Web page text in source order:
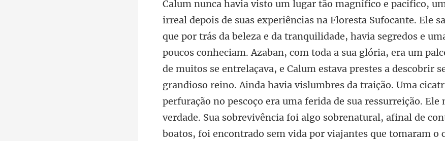
elaçava, e Calum estava prestes a descobrir
grandioso reino. Ainda havia vislumbres da traição. Uma
perfuração no pescoço era uma ferida de sua ressurreição. Ele
verdade. Sua sobrevivência foi algo sobrenatural, afinal de
boatos, foi encontrado sem vida por